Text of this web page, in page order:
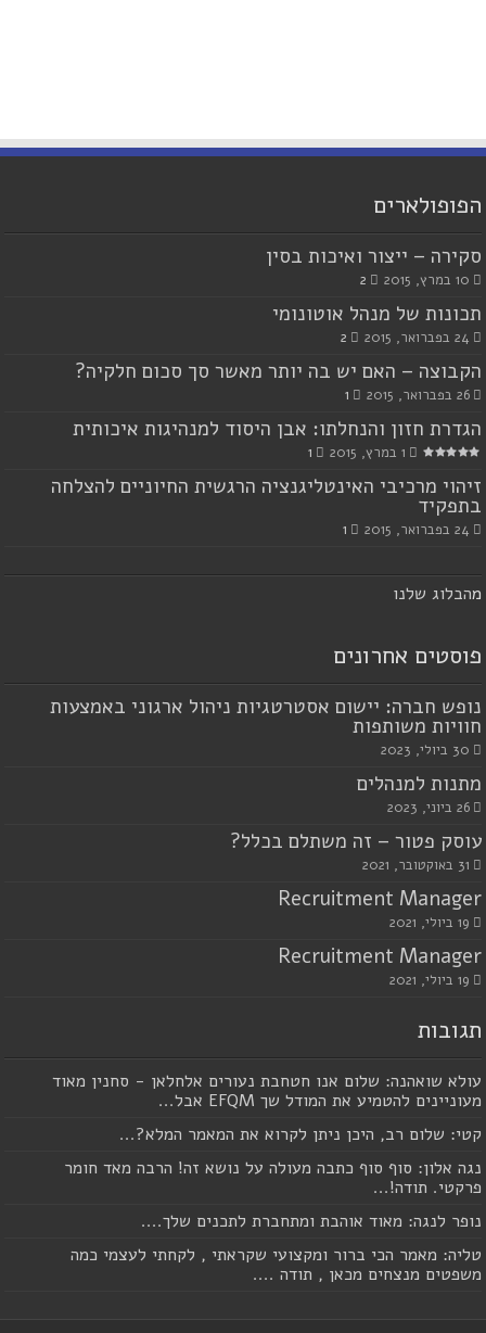
הפופולארים
סקירה – ייצור ואיכות בסין
10 במרץ, 2015 2
תכונות של מנהל אוטונומי
24 בפברואר, 2015 2
הקבוצה – האם יש בה יותר מאשר סך סכום חלקיה?
26 בפברואר, 2015 1
הגדרת חזון והנחלתו: אבן היסוד למנהיגות איכותית
1 במרץ, 2015 1
זיהוי מרכיבי האינטליגנציה הרגשית החיוניים להצלחה
בתפקיד
24 בפברואר, 2015 1
מהבלוג שלנו
פוסטים אחרונים
נופש חברה: יישום אסטרטגיות ניהול ארגוני באמצעות
חוויות משותפות
30 ביולי, 2023
מתנות למנהלים
26 ביוני, 2023
עוסק פטור – זה משתלם בכלל?
31 באוקטובר, 2021
Recruitment Manager
19 ביולי, 2021
Recruitment Manager
19 ביולי, 2021
תגובות
עולא שואהנה: שלום אנו חטחבת נעורים אלחלאן - סחנין מאוד
מעוניינים להטמיע את המודל שך EFQM אבל...
קטי: שלום רב, היכן ניתן לקרוא את המאמר המלא?...
נגה אלון: סוף סוף כתבה מעולה על נושא זה! הרבה מאד חומר
פרקטי. תודה!...
נופר לנגה: מאוד אוהבת ומתחברת לתכנים שלך....
טליה: מאמר הכי ברור ומקצועי שקראתי , לקחתי לעצמי כמה
משפטים מנצחים מכאן , תודה ....